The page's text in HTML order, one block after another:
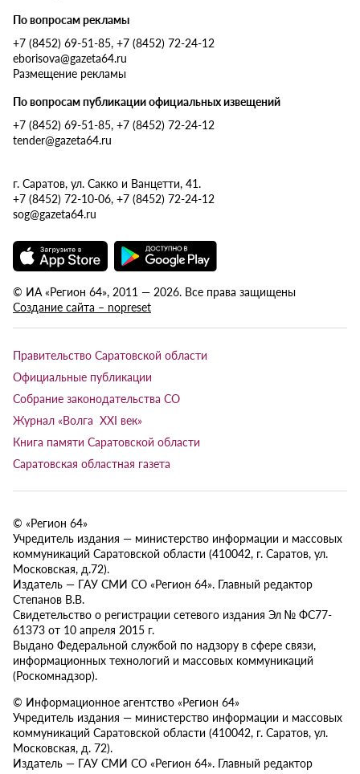
По вопросам рекламы
+7 (8452) 69-51-85, +7 (8452) 72-24-12
eborisova@gazeta64.ru
Размещение рекламы
По вопросам публикации официальных извещений
+7 (8452) 69-51-85, +7 (8452) 72-24-12
tender@gazeta64.ru
г. Саратов, ул. Сакко и Ванцетти, 41.
+7 (8452) 72-10-06, +7 (8452) 72-24-12
sog@gazeta64.ru
© ИА «Регион 64», 2011 — 2026. Все права защищены
Создание сайта – nopreset
Правительство Саратовской области
Официальные публикации
Собрание законодательства СО
Журнал «Волга XXI век»
Книга памяти Саратовской области
Саратовская областная газета
© «Регион 64»
Учредитель издания — министерство информации и массовых
коммуникаций Саратовской области (410042, г. Саратов, ул.
Московская, д.72).
Издатель — ГАУ СМИ СО «Регион 64». Главный редактор
Степанов В.В.
Свидетельство о регистрации сетевого издания Эл № ФС77-
61373 от 10 апреля 2015 г.
Выдано Федеральной службой по надзору в сфере связи,
информационных технологий и массовых коммуникаций
(Роскомнадзор).
© Информационное агентство «Регион 64»
Учредитель издания — министерство информации и массовых
коммуникаций Саратовской области (410042, г. Саратов, ул.
Московская, д. 72).
Издатель — ГАУ СМИ СО «Регион 64». Главный редактор